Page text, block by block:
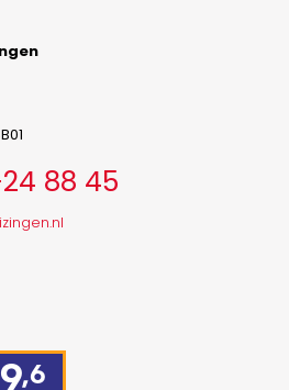
88 45